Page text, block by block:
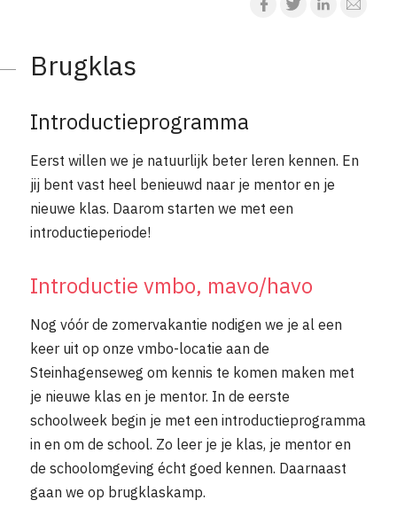
Brugklas
Introductieprogramma
Eerst willen we je natuurlijk beter leren kennen. En
jij bent vast heel benieuwd naar je mentor en je
nieuwe klas. Daarom starten we met een
introductieperiode!
Introductie vmbo, mavo/havo
Nog vóór de zomervakantie nodigen we je al een
keer uit op onze vmbo-locatie aan de
Steinhagenseweg om kennis te komen maken met
je nieuwe klas en je mentor. In de eerste
schoolweek begin je met een introductieprogramma
in en om de school. Zo leer je je klas, je mentor en
de schoolomgeving écht goed kennen. Daarnaast
gaan we op brugklaskamp.